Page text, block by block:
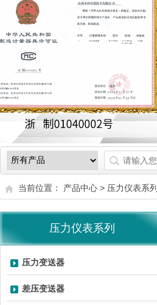
当前位置： 产品中心 > 压力仪表系列
压力仪表系列
压力变送器
差压变送器